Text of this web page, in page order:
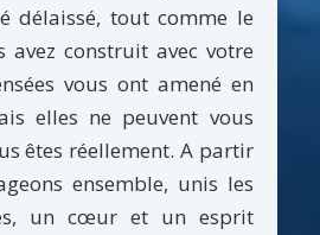
délaissé, tout comme le
avez construit avec votre
vous ont amené en
elles ne peuvent vous
êtes réellement. A partir
ensemble, unis les
un cœur et un esprit